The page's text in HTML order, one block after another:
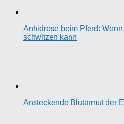
Anhidrose beim Pferd:
schwitzen kann
Ansteckende Blutarmut der